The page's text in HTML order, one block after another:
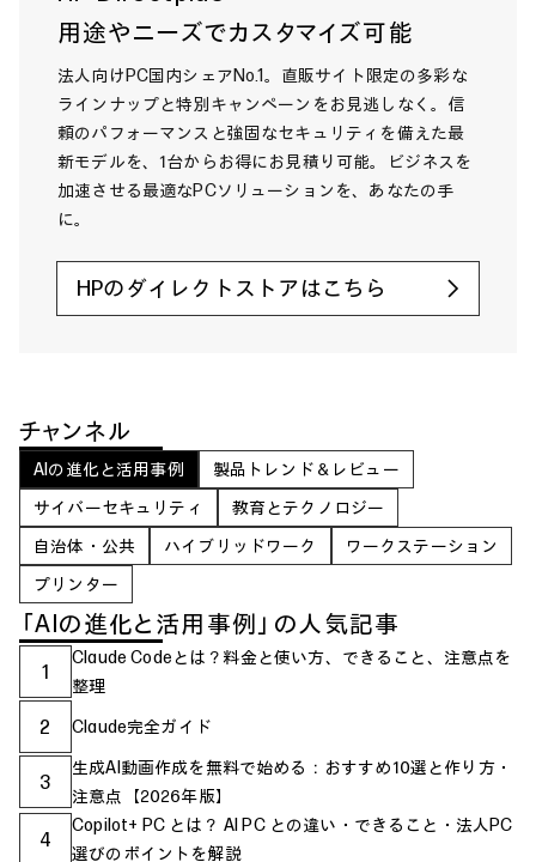
用途やニーズでカスタマイズ可能
法人向けPC国内シェアNo.1。直販サイト限定の多彩な
ラインナップと特別キャンペーンをお見逃しなく。信
頼のパフォーマンスと強固なセキュリティを備えた最
新モデルを、1台からお得にお見積り可能。ビジネスを
加速させる最適なPCソリューションを、あなたの手
に。
HPのダイレクトストアはこちら
チャンネル
AIの進化と活用事例
製品トレンド＆レビュー
サイバーセキュリティ
教育とテクノロジー
自治体・公共
ハイブリッドワーク
ワークステーション
プリンター
「AIの進化と活用事例」の人気記事
1
Claude Codeとは？料金と使い方、できること、注意点を
整理
2 Claude完全ガイド
3
生成AI動画作成を無料で始める：おすすめ10選と作り方・
注意点【2026年版】
4
Copilot+ PC とは？ AI PC との違い・できること・法人PC
選びのポイントを解説